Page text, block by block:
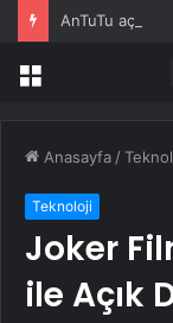
Menü
Anasayfa /
Teknoloji
Joker
ile Açık